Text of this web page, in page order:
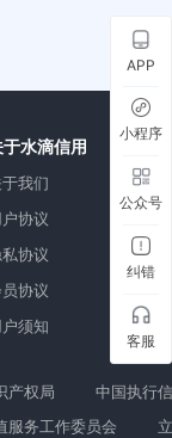
于水滴信用
我们
协议
协议
协议
须知
产权局
中国执行
服务工作委员会
APP
小程序
公众号
纠错
客服